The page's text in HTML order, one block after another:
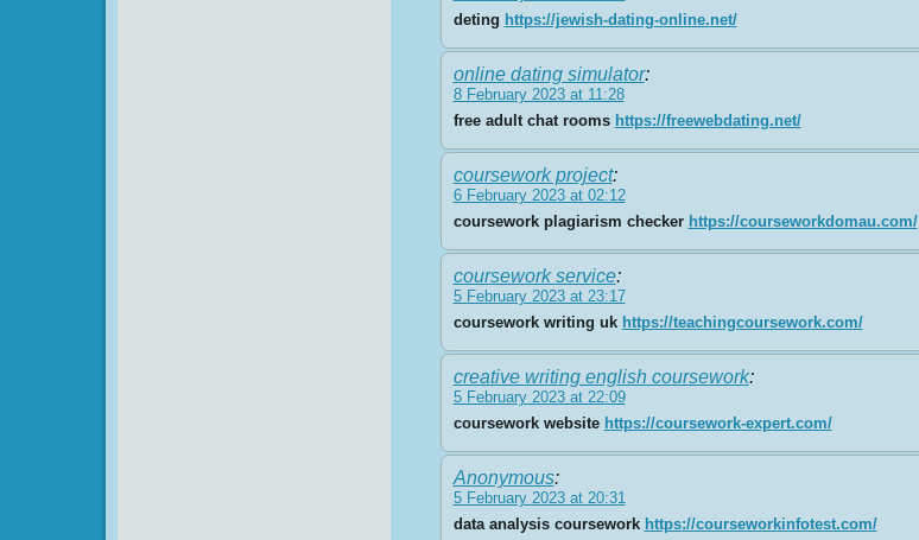
deting https://jewish-dating-online.net/
online dating simulator:
8 February 2023 at 11:28
free adult chat rooms https://freewebdating.net/
coursework project:
6 February 2023 at 02:12
coursework plagiarism checker https://courseworkdomau.com/
coursework service:
5 February 2023 at 23:17
coursework writing uk https://teachingcoursework.com/
creative writing english coursework:
5 February 2023 at 22:09
coursework website https://coursework-expert.com/
Anonymous:
5 February 2023 at 20:31
data analysis coursework https://courseworkinfotest.com/